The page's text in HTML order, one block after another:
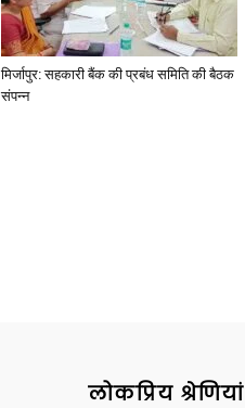
मिर्जापुर: सहकारी बैंक की प्रबंध समिति की बैठक
संपन्न
लोकप्रिय श्रेणियां